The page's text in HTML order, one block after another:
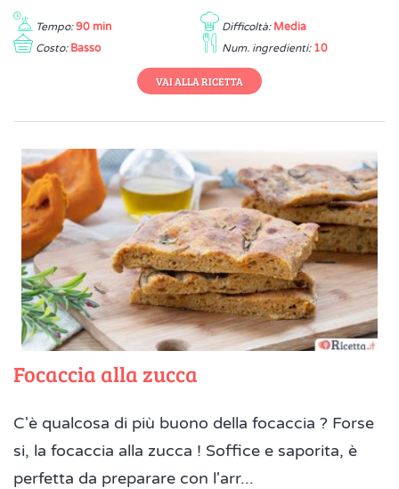
Tempo: 90 min Difficoltà: Media
Costo: Basso Num. ingredienti: 10
VAI ALLA RICETTA
Focaccia alla zucca
C'è qualcosa di più buono della focaccia ? Forse
si, la focaccia alla zucca ! Soffice e saporita, è
perfetta da preparare con l'arr...